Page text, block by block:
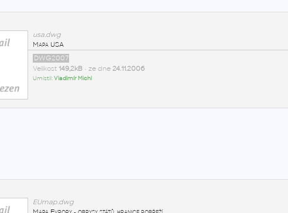
usa.dwg
Mapa USA
DWG2007
Velikost 149,2kB• ze dne 24.11.2006
Umístil:Vladimír Michl
EUmap.dwg